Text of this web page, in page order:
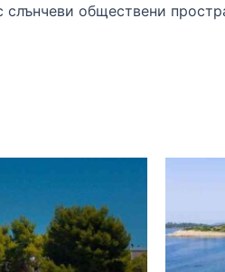
обществени